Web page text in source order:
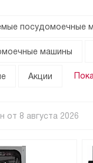
посудомоечные
машины
Акции
от 8 августа 2026